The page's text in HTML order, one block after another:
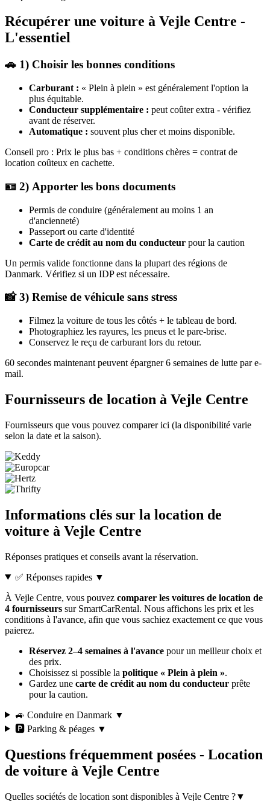
Récupérer une voiture à Vejle Centre -
L'essentiel
🚗 1) Choisir les bonnes conditions
Carburant : « Plein à plein » est généralement l'option la
plus équitable.
Conducteur supplémentaire : peut coûter extra - vérifiez
avant de réserver.
Automatique : souvent plus cher et moins disponible.
Conseil pro : Prix le plus bas + conditions chères = contrat de
location coûteux en cachette.
🪪 2) Apporter les bons documents
Permis de conduire (généralement au moins 1 an
d'ancienneté)
Passeport ou carte d'identité
Carte de crédit au nom du conducteur pour la caution
Un permis valide fonctionne dans la plupart des régions de
Danmark. Vérifiez si un IDP est nécessaire.
📸 3) Remise de véhicule sans stress
Filmez la voiture de tous les côtés + le tableau de bord.
Photographiez les rayures, les pneus et le pare-brise.
Conservez le reçu de carburant lors du retour.
60 secondes maintenant peuvent épargner 6 semaines de lutte par e-
mail.
Fournisseurs de location à Vejle Centre
Fournisseurs que vous pouvez comparer ici (la disponibilité varie
selon la date et la saison).
Informations clés sur la location de
voiture à Vejle Centre
Réponses pratiques et conseils avant la réservation.
✅ Réponses rapides ▼
À Vejle Centre, vous pouvez comparer les voitures de location de
4 fournisseurs sur SmartCarRental. Nous affichons les prix et les
conditions à l'avance, afin que vous sachiez exactement ce que vous
paierez.
Réservez 2–4 semaines à l'avance pour un meilleur choix et
des prix.
Choisissez si possible la politique « Plein à plein ».
Gardez une carte de crédit au nom du conducteur prête
pour la caution.
🚙 Conduire en Danmark ▼
🅿️ Parking & péages ▼
Questions fréquemment posées - Location
de voiture à Vejle Centre
Quelles sociétés de location sont disponibles à Vejle Centre ?▼